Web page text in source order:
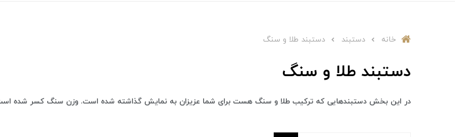
خانه دستبند دستبند طلا و سنگ
دستبند طلا و سنگ
در این بخش دستبندهایی که ترکیب طلا و سنگ هست برای شما عزیزان به نمایش گذاشته شده است. وزن سنگ کسر شده